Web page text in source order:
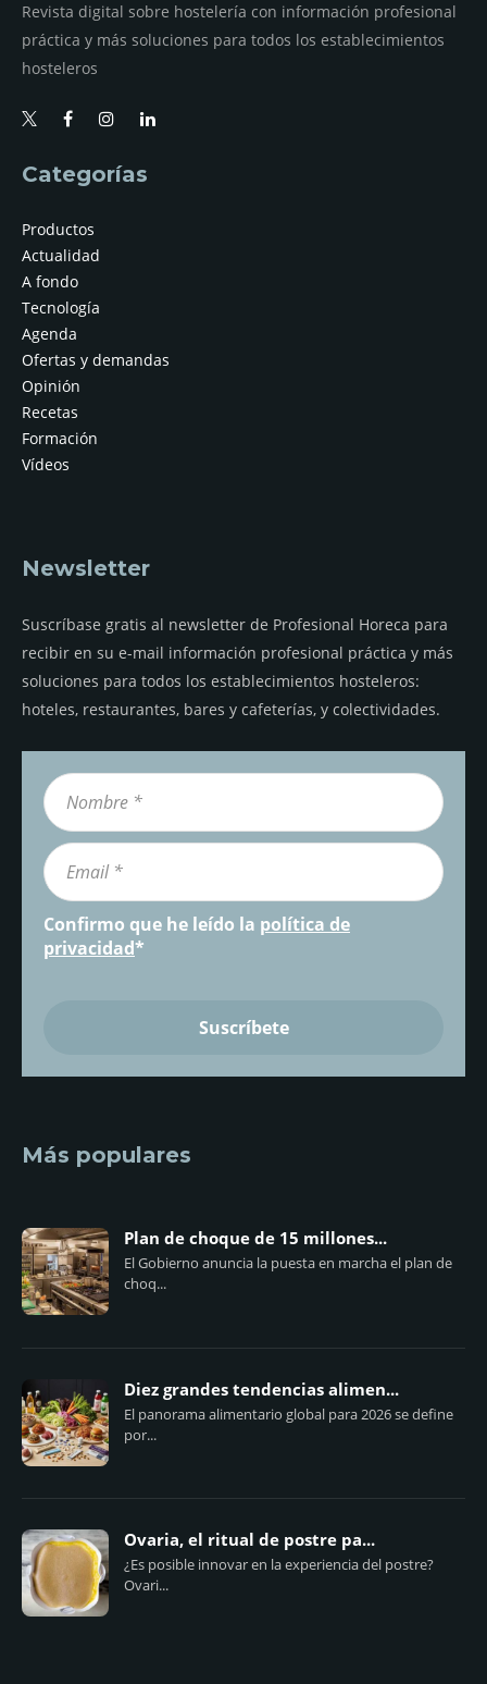
Revista digital sobre hostelería con información profesional
práctica y más soluciones para todos los establecimientos
hosteleros
Categorías
Productos
Actualidad
A fondo
Tecnología
Agenda
Ofertas y demandas
Opinión
Recetas
Formación
Vídeos
Newsletter
Suscríbase gratis al newsletter de Profesional Horeca para
recibir en su e-mail información profesional práctica y más
soluciones para todos los establecimientos hosteleros:
hoteles, restaurantes, bares y cafeterías, y colectividades.
Confirmo que he leído la política de
privacidad*
Más populares
Plan de choque de 15 millones...
El Gobierno anuncia la puesta en marcha el plan de
choq...
Diez grandes tendencias alimen...
El panorama alimentario global para 2026 se define
por...
Ovaria, el ritual de postre pa...
¿Es posible innovar en la experiencia del postre?
Ovari...